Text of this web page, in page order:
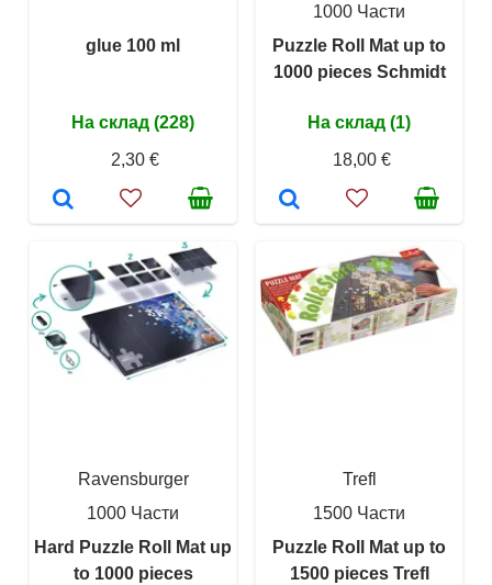
glue 100 ml
На склад (228)
2,30 €
1000 Части
Puzzle Roll Mat up to
1000 pieces Schmidt
На склад (1)
18,00 €
Ravensburger
1000 Части
Hard Puzzle Roll Mat up
to 1000 pieces
Trefl
1500 Части
Puzzle Roll Mat up to
1500 pieces Trefl